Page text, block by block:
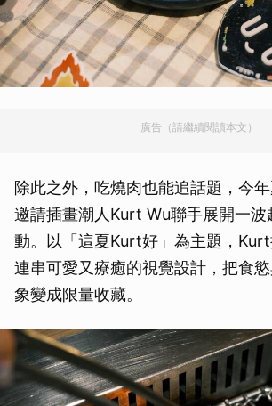
廣告（請繼續閱讀本文）
除此之外，吃燒肉也能追話題，今
邀請插畫潮人Kurt Wu聯手展開一波
動。以「這夏Kurt好」為主題，
連串可愛又療癒的視覺設計，把食
象變成限量收藏。